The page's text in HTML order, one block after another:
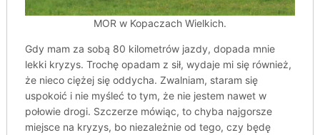
MOR w Kopaczach Wielkich.
Gdy mam za sobą 80 kilometrów jazdy, dopada mnie
lekki kryzys. Trochę opadam z sił, wydaje mi się również,
że nieco ciężej się oddycha. Zwalniam, staram się
uspokoić i nie myśleć to tym, że nie jestem nawet w
połowie drogi. Szczerze mówiąc, to chyba najgorsze
miejsce na kryzys, bo niezależnie od tego, czy będę